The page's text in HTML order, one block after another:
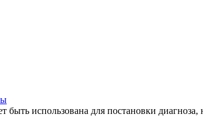
использована для постановки диагноза,